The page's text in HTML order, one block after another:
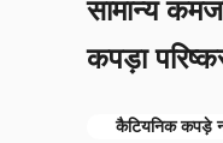
सामान्य
कपड़ा
कैटियनिक कपड़े